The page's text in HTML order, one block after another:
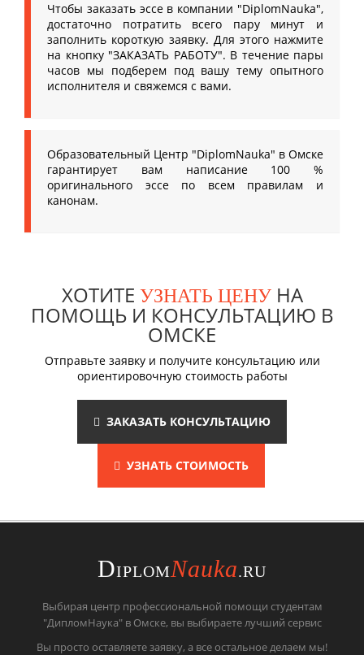
Чтобы заказать эссе в компании "DiplomNauka",
достаточно потратить всего пару минут и
заполнить короткую заявку. Для этого нажмите
на кнопку "ЗАКАЗАТЬ РАБОТУ". В течение пары
часов мы подберем под вашу тему опытного
исполнителя и свяжемся с вами.
Образовательный Центр "DiplomNauka" в Омске
гарантирует вам написание 100 %
оригинального эссе по всем правилам и
канонам.
ХОТИТЕ УЗНАТЬ ЦЕНУНА
ПОМОЩЬ И КОНСУЛЬТАЦИЮ В
ОМСКЕ
Отправьте заявку и получите консультацию или
ориентировочную стоимость работы
ЗАКАЗАТЬ КОНСУЛЬТАЦИЮ
УЗНАТЬ СТОИМОСТЬ
DIPLOMNauka.RU
Выбирая центр профессиональной помощи студентам
"ДипломНаука" в Омске, вы выбираете лучший сервис
Вы просто оставляете заявку, а все остальное делаем мы!